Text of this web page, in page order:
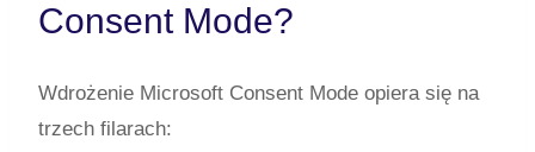
Consent Mode?
Wdrożenie Microsoft Consent Mode opiera się na
trzech filarach: